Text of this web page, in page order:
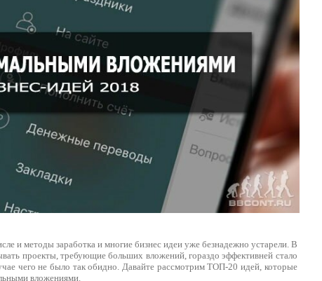
и методы заработка и многие бизнес идеи уже безнадежно устарели. В
проекты, требующие больших вложений, гораздо эффективней стало
чего не было так обидно. Давайте рассмотрим ТОП-20 идей, которые
вложениями.